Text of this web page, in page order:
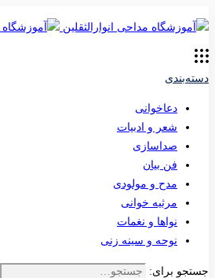
دسته‌بندی
دعاخوانی
شعر و ادبیات
صداسازی
فن بیان
مدح و مولودی
مرثیه خوانی
نواها و نغمات
نوحه و سینه زنی
جستجو برای: